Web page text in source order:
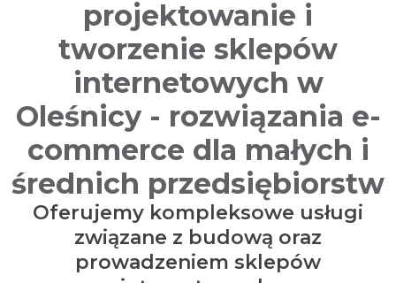
e
projektowanie i
tworzenie sklepów
internetowych w
Oleśnicy - rozwiązania e-
commerce dla małych i
średnich przedsiębiorstw
Oferujemy kompleksowe usługi
związane z budową oraz
prowadzeniem sklepów